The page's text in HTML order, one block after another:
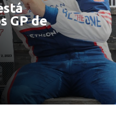
GP de